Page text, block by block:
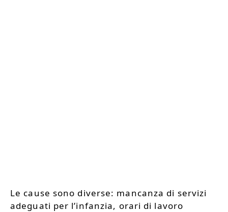
Le cause sono diverse: mancanza di servizi
adeguati per l’infanzia, orari di lavoro